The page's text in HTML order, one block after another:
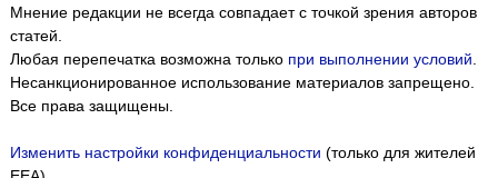
Мнение редакции не всегда совпадает с точкой зрения авторов
статей.
Любая перепечатка возможна только при выполнении условий
Несанкционированное использование материалов запрещено.
Все права защищены.
Изменить настройки конфиденциальности (только для жителей